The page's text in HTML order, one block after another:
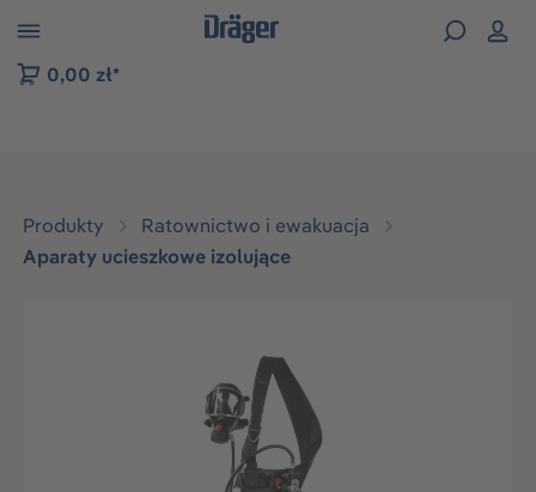
do nawigacji na platformie B2B
0,00 zł*
Produkty
Ratownictwo i ewakuacja
Aparaty ucieszkowe izolujące